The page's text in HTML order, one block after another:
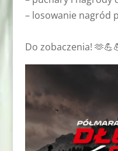
– losowanie nagród
Do zobaczenia!